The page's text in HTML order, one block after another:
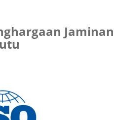
Jaminan